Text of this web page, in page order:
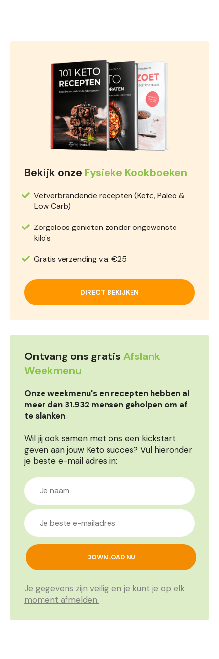
Bekijk onze Fysieke Kookboeken
Vetverbrandende recepten (Keto, Paleo &
Low Carb)
Zorgeloos genieten zonder ongewenste
kilo's
Gratis verzending v.a. €25
DIRECT BEKIJKEN
Ontvang ons gratis Afslank
Weekmenu
Onze weekmenu's en recepten hebben al
meer dan 31.932 mensen geholpen om af
te slanken.
Wil jij ook samen met ons een kickstart
geven aan jouw Keto succes? Vul hieronder
je beste e-mail adres in:
Je gegevens zijn veilig en je kunt je op elk
moment afmelden.